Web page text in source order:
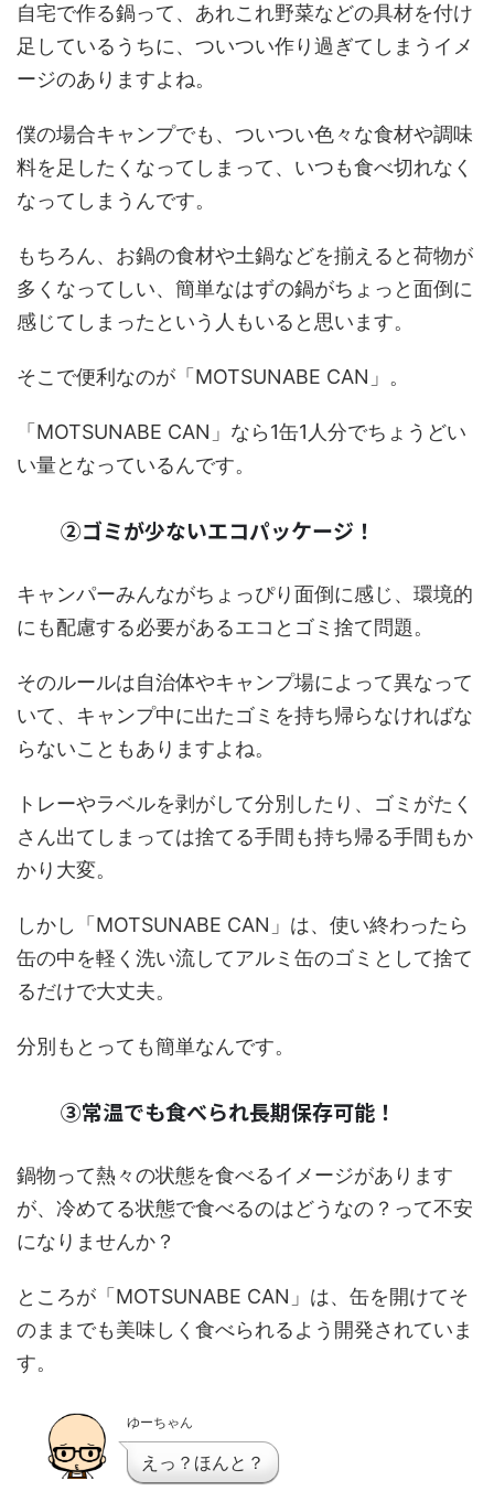
自宅で作る鍋って、あれこれ野菜などの具材を付け
足しているうちに、ついつい作り過ぎてしまうイメ
ージのありますよね。
僕の場合キャンプでも、ついつい色々な食材や調味
料を足したくなってしまって、いつも食べ切れなく
なってしまうんです。
もちろん、お鍋の食材や土鍋などを揃えると荷物が
多くなってしい、簡単なはずの鍋がちょっと面倒に
感じてしまったという人もいると思います。
そこで便利なのが「MOTSUNABE CAN」。
「MOTSUNABE CAN」なら1缶1人分でちょうどい
い量となっているんです。
②ゴミが少ないエコパッケージ！
キャンパーみんながちょっぴり面倒に感じ、環境的
にも配慮する必要があるエコとゴミ捨て問題。
そのルールは自治体やキャンプ場によって異なって
いて、キャンプ中に出たゴミを持ち帰らなければな
らないこともありますよね。
トレーやラベルを剥がして分別したり、ゴミがたく
さん出てしまっては捨てる手間も持ち帰る手間もか
かり大変。
しかし「MOTSUNABE CAN」は、使い終わったら
缶の中を軽く洗い流してアルミ缶のゴミとして捨て
るだけで大丈夫。
分別もとっても簡単なんです。
③常温でも食べられ長期保存可能！
鍋物って熱々の状態を食べるイメージがあります
が、冷めてる状態で食べるのはどうなの？って不安
になりませんか？
ところが「MOTSUNABE CAN」は、缶を開けてそ
のままでも美味しく食べられるよう開発されていま
す。
ゆーちゃん
えっ？ほんと？